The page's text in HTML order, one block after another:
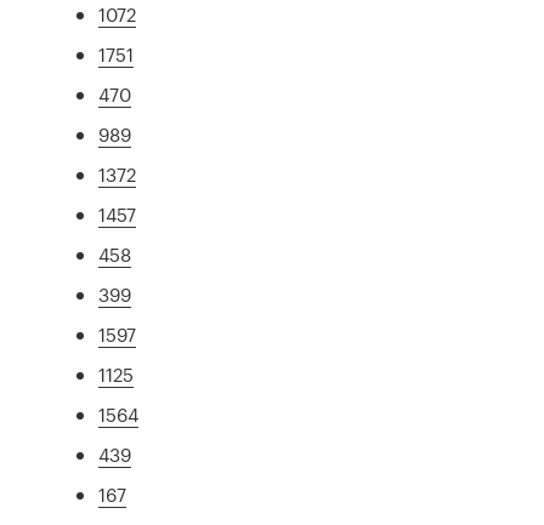
1072
1751
470
989
1372
1457
458
399
1597
1125
1564
439
167